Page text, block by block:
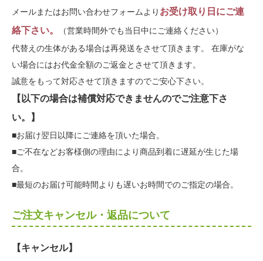
メールまたはお問い合わせフォームより お受け取り日にご連
絡下さい。
（営業時間外でも当日中にご連絡ください）
代替えの生体がある場合は再発送をさせて頂きます。 在庫がな
い場合にはお代金全額のご返金とさせて頂きます。
誠意をもって対応させて頂きますのでご安心下さい。
【以下の場合は補償対応できませんのでご注意下さ
い。】
■お届け翌日以降にご連絡を頂いた場合。
■ご不在などお客様側の理由により商品到着に遅延が生じた場
合。
■最短のお届け可能時間よりも遅いお時間でのご指定の場合。
ご注文キャンセル・返品について
【キャンセル】